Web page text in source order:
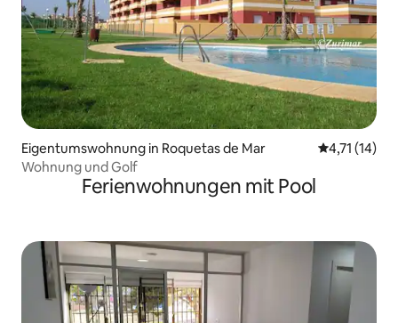
Eigentumswohnung in Roquetas de Mar
4,71 (14)
Wohnung und Golf
Ferienwohnungen mit Pool